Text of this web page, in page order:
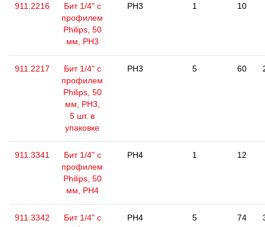
911.2216
Бит 1/4" с
профилем
Philips, 50
мм, РН3
PH3 1 10
911.2217
Бит 1/4" с
профилем
Philips, 50
мм, РН3,
5 шт. в
упаковке
PH3 5 60
911.3341
Бит 1/4" с
профилем
Philips, 50
мм, РН4
PH4 1 12
911.3342
Бит 1/4" с
PH4 5 74